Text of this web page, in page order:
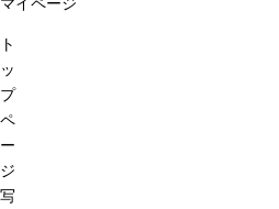
ト
ッ
プ
ペ
ー
ジ
写